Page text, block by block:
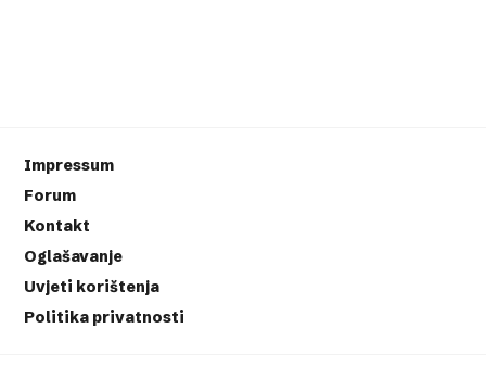
Impressum
Forum
Kontakt
Oglašavanje
Uvjeti korištenja
Politika privatnosti